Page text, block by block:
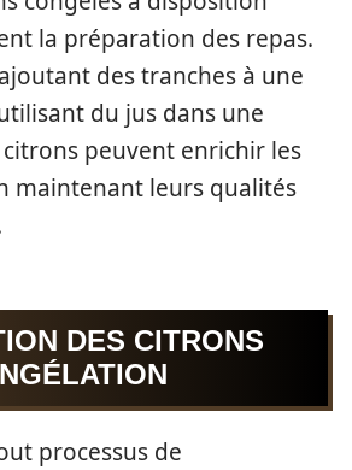
la préparation des repas.
des tranches à une
du jus dans une
peuvent enrichir les
maintenant leurs qualités
DES CITRONS
processus de